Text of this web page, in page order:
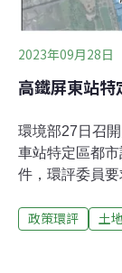
2023年09月28日
高鐵屏東站
環境部27日召
車站特定區都
件，環評委員
醒，計畫範圍
政策環評 土